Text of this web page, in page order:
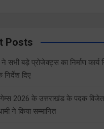
Posts
सभी बड़े प्रोजेक्ट्स का निर्माण कार्य
दिए
2026 के उत्तराखंड के पदक
ने किया सम्मानित